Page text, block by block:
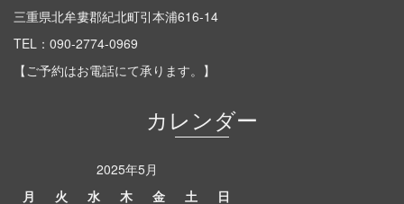
三重県北牟婁郡紀北町引本浦616-14
TEL： 090-2774-0969
【ご予約はお電話にて承ります。】
カレンダー
2025年5月
月
火 水 木 金 土
日